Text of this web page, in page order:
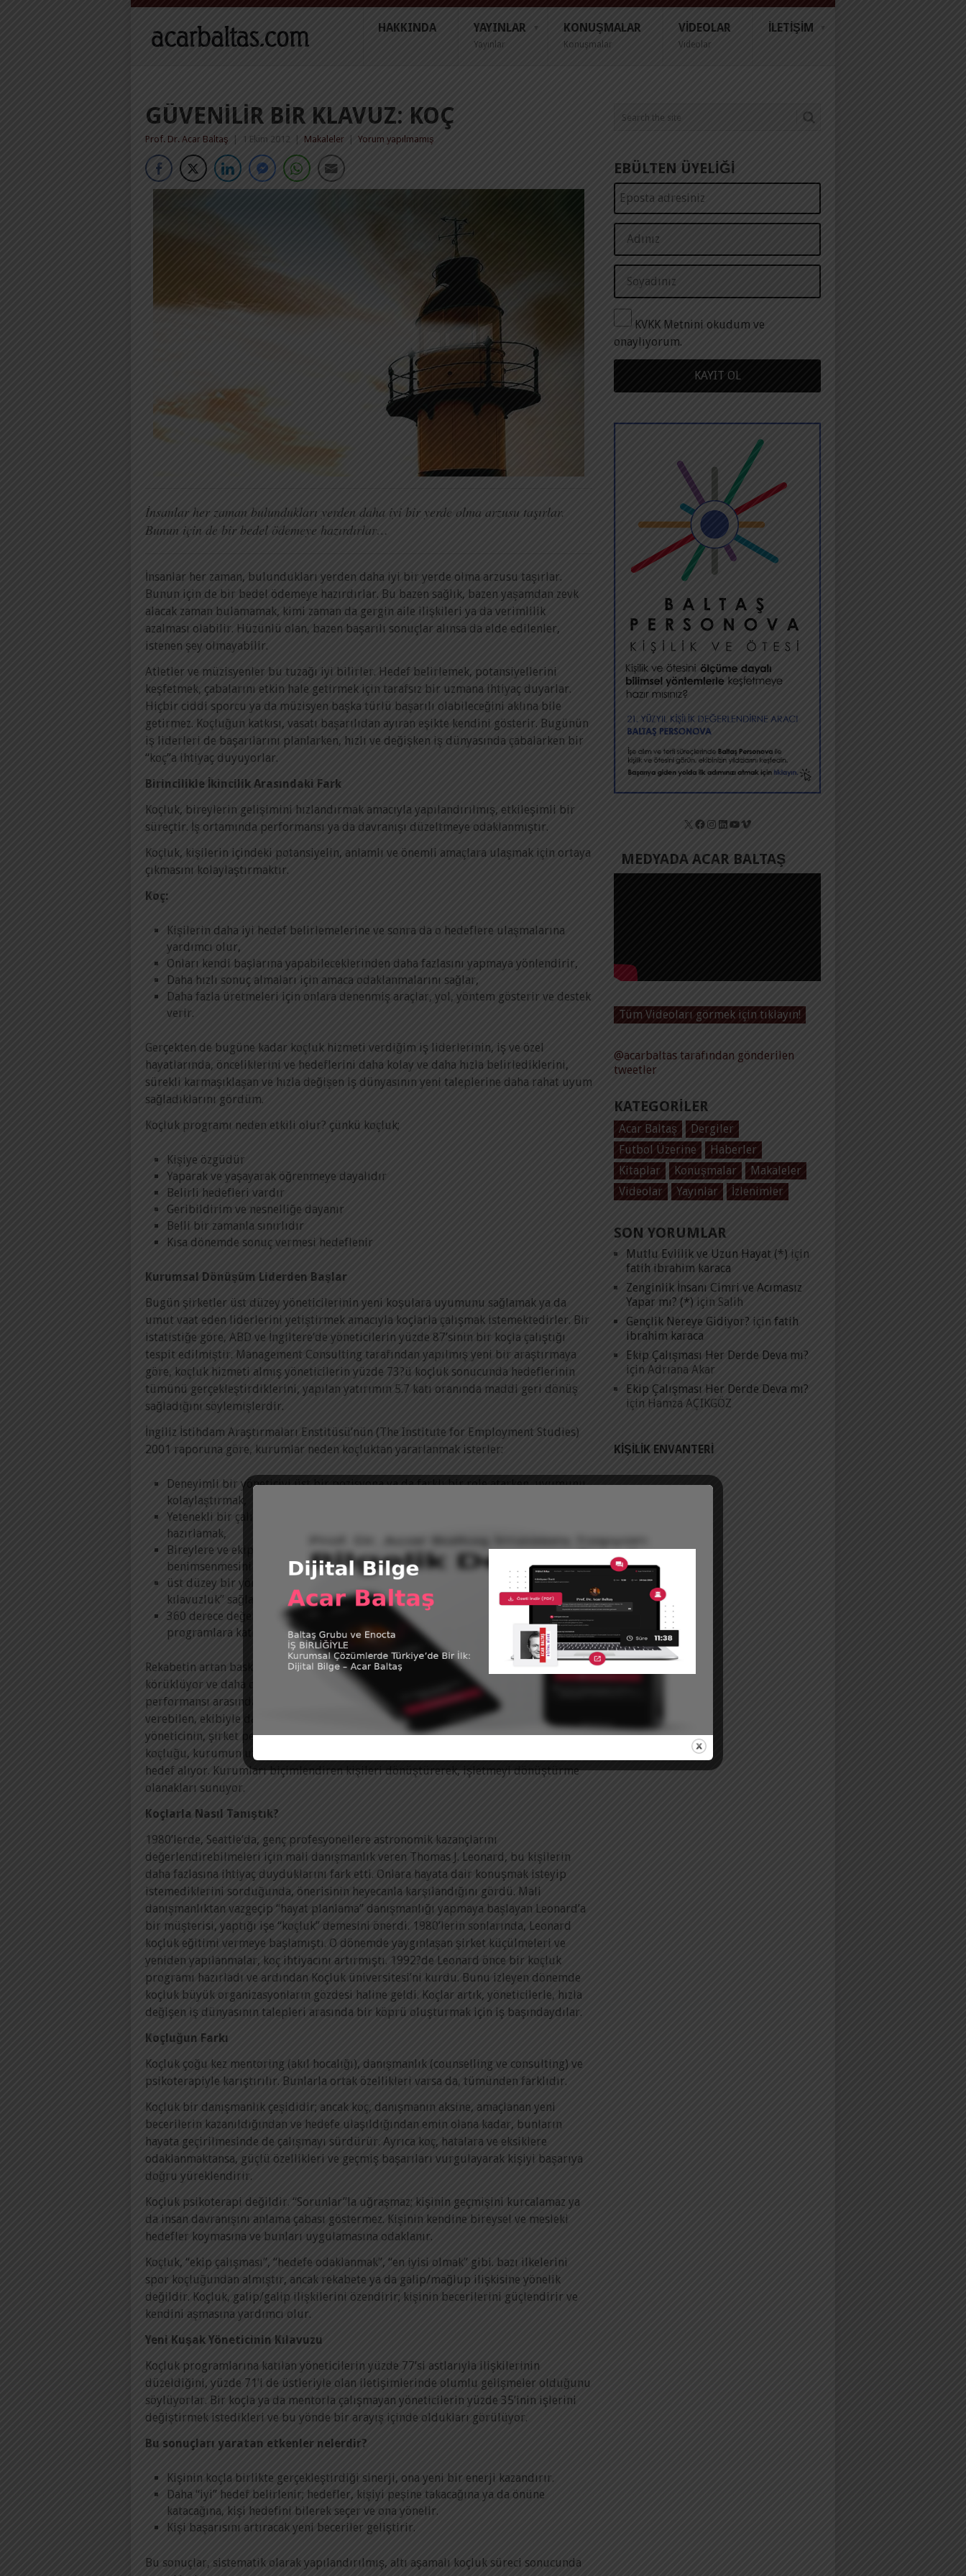
HAKKINDA YAYINLAR
Yayınlar
KONUŞMALAR
Konuşmalar
VIDEOLAR
Videolar
İLETIŞIM
GÜVENILIR BIR KLAVUZ: KOÇ
Prof. Dr. Acar Baltaş 1 Ekim 2012 Makaleler Yorum yapılmamış
İnsanlar her zaman bulundukları yerden daha iyi bir yerde olma arzusu taşırlar.
Bunun için de bir bedel ödemeye hazırdırlar…
İnsanlar her zaman, bulundukları yerden daha iyi bir yerde olma arzusu taşırlar.
Bunun için de bir bedel ödemeye hazırdırlar. Bu bazen sağlık, bazen yaşamdan zevk
alacak zaman bulamamak, kimi zaman da gergin aile ilişkileri ya da verimlilik
azalması olabilir. Hüzünlü olan, bazen başarılı sonuçlar alınsa da elde edilenler,
istenen şey olmayabilir.
Atletler ve müzisyenler bu tuzağı iyi bilirler. Hedef belirlemek, potansiyellerini
keşfetmek, çabalarını etkin hale getirmek için tarafsız bir uzmana ihtiyaç duyarlar.
Hiçbir ciddi sporcu ya da müzisyen başka türlü başarılı olabileceğini aklına bile
getirmez. Koçluğun katkısı, vasatı başarılıdan ayıran eşikte kendini gösterir. Bugünün
iş liderleri de başarılarını planlarken, hızlı ve değişken iş dünyasında çabalarken bir
“koç”a ihtiyaç duyuyorlar.
Birincilikle İkincilik Arasındaki Fark
Koçluk, bireylerin gelişimini hızlandırmak amacıyla yapılandırılmış, etkileşimli bir
süreçtir. İş ortamında performansı ya da davranışı düzeltmeye odaklanmıştır.
Koçluk, kişilerin içindeki potansiyelin, anlamlı ve önemli amaçlara ulaşmak için ortaya
çıkmasını kolaylaştırmaktır.
Koç:
Kişilerin daha iyi hedef belirlemelerine ve sonra da o hedeflere ulaşmalarına
yardımcı olur,
Onları kendi başlarına yapabileceklerinden daha fazlasını yapmaya yönlendirir,
Daha hızlı sonuç almaları için amaca odaklanmalarını sağlar,
Daha fazla üretmeleri için onlara denenmiş araçlar, yol, yöntem gösterir ve destek
verir.
Gerçekten de bugüne kadar koçluk hizmeti verdiğim iş liderlerinin, iş ve özel
hayatlarında, önceliklerini ve hedeflerini daha kolay ve daha hızla belirlediklerini,
sürekli karmaşıklaşan ve hızla değişen iş dünyasının yeni taleplerine daha rahat uyum
sağladıklarını gördüm.
Koçluk programı neden etkili olur? çünkü koçluk;
Kişiye özgüdür
Yaparak ve yaşayarak öğrenmeye dayalıdır
Belirli hedefleri vardır
Geribildirim ve nesnelliğe dayanır
Belli bir zamanla sınırlıdır
Kısa dönemde sonuç vermesi hedeflenir
Kurumsal Dönüşüm Liderden Başlar
Bugün şirketler üst düzey yöneticilerinin yeni koşulara uyumunu sağlamak ya da
umut vaat eden liderlerini yetiştirmek amacıyla koçlarla çalışmak istemektedirler. Bir
istatistiğe göre, ABD ve İngiltere’de yöneticilerin yüzde 87’sinin bir koçla çalıştığı
tespit edilmiştir. Management Consulting tarafından yapılmış yeni bir araştırmaya
göre, koçluk hizmeti almış yöneticilerin yüzde 73?ü koçluk sonucunda hedeflerinin
tümünü gerçekleştirdiklerini, yapılan yatırımın 5.7 katı oranında maddi geri dönüş
sağladığını söylemişlerdir.
İngiliz İstihdam Araştırmaları Enstitüsü’nün (The Institute for Employment Studies)
2001 raporuna göre, kurumlar neden koçluktan yararlanmak isterler:
Deneyimli bir yöneticiyi üst bir pozisyona ya da farklı bir role atarken, uyumunu
kolaylaştırmak,
Yetenekli bir çalışanın kişisel gelişimini hızlandırmak ve onu yeni görevlere
hazırlamak,
Bireylere ve ekiplere destek vererek, kurumsal değişim projelerinin
benimsenmesini ve uygulanmasını kolaylaştırmak ve hızlandırmak,
üst düzey bir yöneticinin sorunlarını paylaşacak ve yol gösterecek bir “sırdaş
kılavuzluk” sağlamak,
360 derece değerlendirme ya da geliştirme merkezleri gibi daha kapsamlı
programlara katılan deneyimli yöneticilere destek vermek.
Rekabetin artan baskısı, değişen değerler ve beklentiler, etkin liderlere olan talebi
körüklüyor ve daha da acil hale getiriyor. Bir üst yöneticinin performansı ile şirket
performansı arasında doğrudan bir ilişki olduğunu biliyoruz. Daha isabetli kararlar
verebilen, ekibiyle daha verimli çalışabilen, daha hızlı harekete geçebilen bir
yöneticinin, şirket performansını doğrudan etkilediğine hiç kuşku yok. Yönetici
koçluğu, kurumun uzun vadeli stratejilerini ve tarzını belirlemeyi üstlenen liderleri
hedef alıyor. Kurumları biçimlendiren kişileri dönüştürerek, işletmeyi dönüştürme
olanakları sunuyor.
Koçlarla Nasıl Tanıştık?
1980’lerde, Seattle’da, genç profesyonellere astronomik kazançlarını
değerlendirebilmeleri için mali danışmanlık veren Thomas J. Leonard, bu kişilerin
daha fazlasına ihtiyaç duyduklarını fark etti. Onlara hayata dair konuşmak isteyip
istemediklerini sorduğunda, önerisinin heyecanla karşılandığını gördü. Mali
danışmanlıktan vazgeçip “hayat planlama” danışmanlığı yapmaya başlayan Leonard’a
bir müşterisi, yaptığı işe “koçluk” demesini önerdi. 1980’lerin sonlarında, Leonard
koçluk eğitimi vermeye başlamıştı. O dönemde yaygınlaşan şirket küçülmeleri ve
yeniden yapılanmalar, koç ihtiyacını artırmıştı. 1992?de Leonard önce bir koçluk
programı hazırladı ve ardından Koçluk üniversitesi’ni kurdu. Bunu izleyen dönemde
koçluk büyük organizasyonların gözdesi haline geldi. Koçlar artık, yöneticilerle, hızla
değişen iş dünyasının talepleri arasında bir köprü oluşturmak için iş başındaydılar.
Koçluğun Farkı
Koçluk çoğu kez mentoring (akıl hocalığı), danışmanlık (counselling ve consulting) ve
psikoterapiyle karıştırılır. Bunlarla ortak özellikleri varsa da, tümünden farklıdır.
Koçluk bir danışmanlık çeşididir; ancak koç, danışmanın aksine, amaçlanan yeni
becerilerin kazanıldığından ve hedefe ulaşıldığından emin olana kadar, bunların
hayata geçirilmesinde de çalışmayı sürdürür. Ayrıca koç, hatalara ve eksiklere
odaklanmaktansa, güçlü özellikleri ve geçmiş başarıları vurgulayarak kişiyi başarıya
doğru yüreklendirir.
Koçluk psikoterapi değildir. “Sorunlar”la uğraşmaz; kişinin geçmişini kurcalamaz ya
da insan davranışını anlama çabası göstermez. Kişinin kendine bireysel ve mesleki
hedefler koymasına ve bunları uygulamasına odaklanır.
Koçluk, “ekip çalışması”, “hedefe odaklanmak”, “en iyisi olmak” gibi. bazı ilkelerini
spor koçluğundan almıştır, ancak rekabete ya da galip/mağlup ilişkisine yönelik
değildir. Koçluk, galip/galip ilişkilerini özendirir; kişinin becerilerini güçlendirir ve
kendini aşmasına yardımcı olur.
Yeni Kuşak Yöneticinin Kılavuzu
Koçluk programlarına katılan yöneticilerin yüzde 77’si astlarıyla ilişkilerinin
düzeldiğini, yüzde 71’i de üstleriyle olan iletişimlerinde olumlu gelişmeler olduğunu
söylüyorlar. Bir koçla ya da mentorla çalışmayan yöneticilerin yüzde 35’inin işlerini
değiştirmek istedikleri ve bu yönde bir arayış içinde oldukları görülüyor.
Bu sonuçları yaratan etkenler nelerdir?
Kişinin koçla birlikte gerçekleştirdiği sinerji, ona yeni bir enerji kazandırır.
Daha “iyi” hedef belirlenir; hedefler, kişiyi peşine takacağına ya da önüne
katacağına, kişi hedefini bilerek seçer ve ona yönelir.
Kişi başarısını artıracak yeni beceriler geliştirir.
Bu sonuçlar, sistematik olarak yapılandırılmış, altı aşamalı koçluk süreci sonucunda
EBÜLTEN ÜYELİĞİ
KVKK Metnini okudum ve
onaylıyorum.
X Facebook
Instagram
LinkedIn
YouTube
Vimeo
MEDYADA ACAR BALTAŞ
Tüm Videoları görmek için tıklayın!
@acarbaltas tarafından gönderilen
tweetler
KATEGORILER
Acar Baltaş
Dergiler
Futbol Üzerine
Haberler
Kitaplar
Konuşmalar
Makaleler
Videolar
Yayınlar İzlenimler
SON YORUMLAR
Mutlu Evlilik ve Uzun Hayat (*) için
fatih ibrahim karaca
Zenginlik İnsanı Cimri ve Acımasız
Yapar mı? (*) için Salih
Gençlik Nereye Gidiyor? içinfatih
ibrahim karaca
Ekip Çalışması Her Derde Deva mı?
için Adrıana Akar
Ekip Çalışması Her Derde Deva mı?
için Hamza AÇIKGÖZ
KIŞILIK ENVANTERI